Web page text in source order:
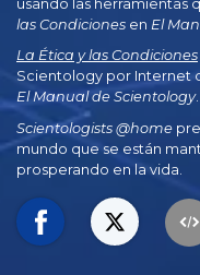
usando las herramientas
las Condiciones en El
La Ética y las Condiciones
Scientology por Internet
El Manual de Scientology.
Scientologists @home
mundo que se están
prosperando en la vida.